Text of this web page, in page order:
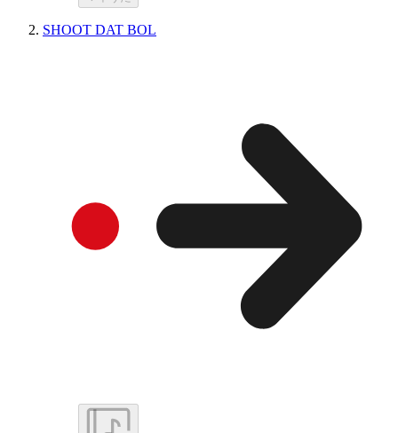
SHOOT DAT BOL